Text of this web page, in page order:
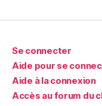
Se connecter
Aide pour se
Aide à la connexion
Accès au forum du